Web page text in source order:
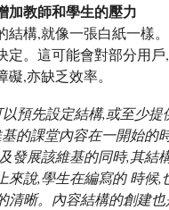
加教師和學生的壓力
結構,就像一張白紙一樣
定。這可能會對部分用戶
,亦缺乏效率。
預先設定結構,或至少提
的課堂內容在一開始的
發展該維基的同時,其結
來說,學生在編寫的 時候,
清晰。內容結構的創建